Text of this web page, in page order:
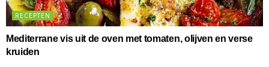
RECEPTEN
Mediterrane vis uit de oven met tomaten, olijven en verse
kruiden